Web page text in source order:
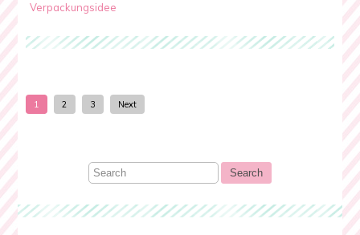
Verpackungsidee
1 2 3 Next